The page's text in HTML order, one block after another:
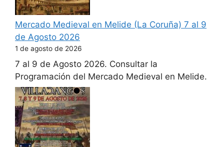
Mercado Medieval en Melide (La Coruña) 7 al 9
de Agosto 2026
1 de agosto de 2026
7 al 9 de Agosto 2026. Consultar la
Programación del Mercado Medieval en Melide.